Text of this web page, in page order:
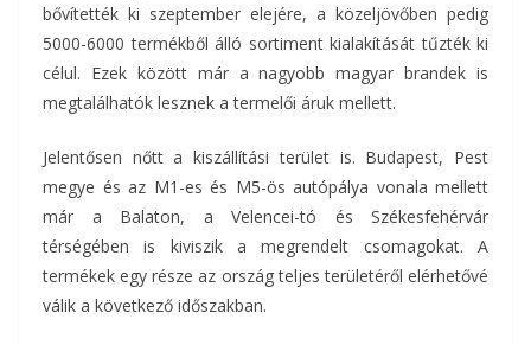
bővítették ki szeptember elejére, a közeljövőben pedig
5000-6000 termékből álló sortiment kialakítását tűzték ki
célul. Ezek között már a nagyobb magyar brandek is
megtalálhatók lesznek a termelői áruk mellett.
Jelentősen nőtt a kiszállítási terület is. Budapest, Pest
megye és az M1-es és M5-ös autópálya vonala mellett
már a Balaton, a Velencei-tó és Székesfehérvár
térségében is kiviszik a megrendelt csomagokat. A
termékek egy része az ország teljes területéről elérhetővé
válik a következő időszakban.